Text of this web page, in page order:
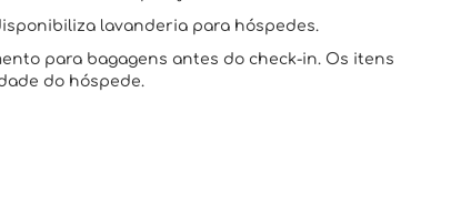
lavanderia para hóspedes.
para bagagens antes do check-in. Os itens
do hóspede.